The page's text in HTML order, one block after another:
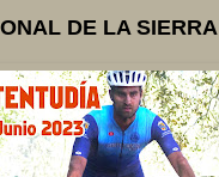
DE LA SIERRA